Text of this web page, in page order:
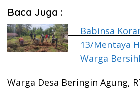
Baca Juga :
Babinsa
13/Mentaya
Warga
Warga Desa Beringin Agung,